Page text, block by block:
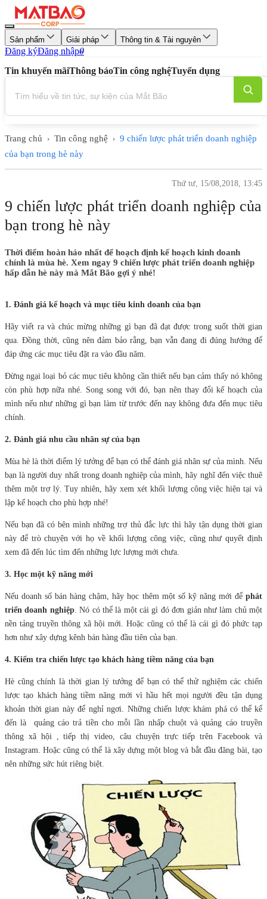
Sản phẩm Giải pháp Thông tin & Tài nguyên
Đăng kýĐăng nhập0
Tin khuyến mãiThông báoTin công nghệTuyển dụng
Trang chủ › Tin công nghệ › 9 chiến lược phát triển doanh nghiệp
của bạn trong hè này
Thứ tư, 15/08,2018, 13:45
9 chiến lược phát triển doanh nghiệp của
bạn trong hè này
Thời điểm hoàn hảo nhất để hoạch định kế hoạch kinh doanh
chính là mùa hè. Xem ngay 9 chiến lược phát triển doanh nghiệp
hấp dẫn hè này mà Mắt Bão gợi ý nhé!
1. Đánh giá kế hoạch và mục tiêu kinh doanh của bạn
Hãy viết ra và chúc mừng những gì bạn đã đạt được trong suốt thời gian
qua. Đồng thời, cũng nên đảm bảo rằng, bạn vẫn đang đi đúng hướng để
đáp ứng các mục tiêu đặt ra vào đầu năm.
Đừng ngại loại bỏ các mục tiêu không cần thiết nếu bạn cảm thấy nó không
còn phù hợp nữa nhé. Song song với đó, bạn nên thay đổi kế hoạch của
mình nếu như những gì bạn làm từ trước đến nay không đưa đến mục tiêu
chính.
2. Đánh giá nhu cầu nhân sự của bạn
Mùa hè là thời điểm lý tưởng để bạn có thể đánh giá nhân sự của mình. Nếu
bạn là người duy nhất trong doanh nghiệp của mình, hãy nghĩ đến việc thuê
thêm một trợ lý. Tuy nhiên, hãy xem xét khối lượng công việc hiện tại và
lập kế hoạch cho phù hợp nhé!
Nếu bạn đã có bên mình những trợ thủ đắc lực thì hãy tận dụng thời gian
này để trò chuyện với họ về khối lượng công việc, cũng như quyết định
xem đã đến lúc tìm đến những lực lượng mới chưa.
3. Học một kỹ năng mới
Nếu doanh số bán hàng chậm, hãy học thêm một số kỹ năng mới để phát
triển doanh nghiệp. Nó có thể là một cái gì đó đơn giản như làm chủ một
nền tảng truyền thông xã hội mới. Hoặc cũng có thể là cái gì đó phức tạp
hơn như xây dựng kênh bán hàng đầu tiên của bạn.
4. Kiểm tra chiến lược tạo khách hàng tiềm năng của bạn
Hè cũng chính là thời gian lý tưởng để bạn có thể thử nghiệm các chiến
lược tạo khách hàng tiềm năng mới vì hầu hết mọi người đều tận dụng
khoản thời gian này để nghỉ ngơi. Những chiến lược khám phá có thể kể
đến là quảng cáo trả tiền cho mỗi lần nhấp chuột và quảng cáo truyền
thông xã hội , tiếp thị video, câu chuyện trực tiếp trên Facebook và
Instagram. Hoặc cũng có thể là xây dựng một blog và bắt đầu đăng bài, tạo
nên những sức hút riêng biệt.